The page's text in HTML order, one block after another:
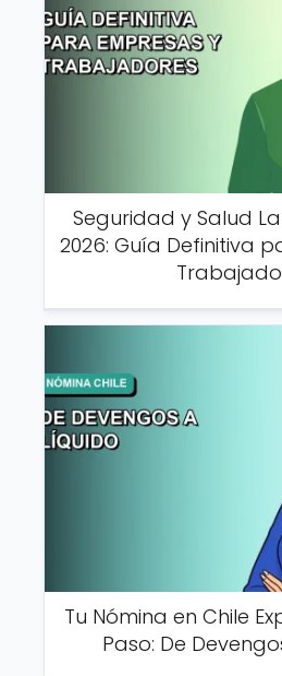
Seguridad y Salud
2026: Guía Definitiva
Tu Nómina en Chile
Paso: De